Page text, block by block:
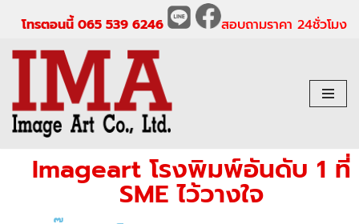
to
โทรตอนนี้ 065 539 6246 สอบถามราคา 24ชั่วโมง
Imageart โรงพิมพ์อันดับ 1 ที่
SME ไว้วางใจ